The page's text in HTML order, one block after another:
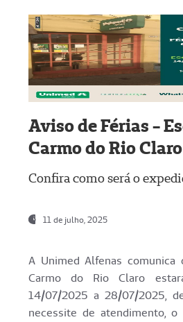
Aviso de Férias -
Carmo do Rio Claro
Confira como será o
11 de julho, 2025
A Unimed Alfenas
Carmo do Rio Claro
14/07/2025 a 28/07/2025,
necessite de atendimento, o